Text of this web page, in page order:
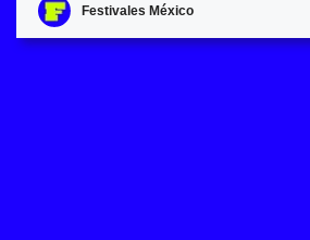
Festivales México